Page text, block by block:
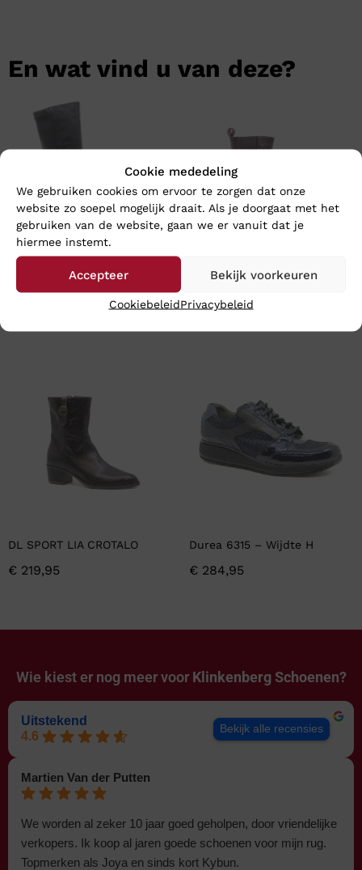
Cookie mededeling
We gebruiken cookies om ervoor te zorgen dat onze
website zo soepel mogelijk draait. Als je doorgaat met het
gebruiken van de website, gaan we er vanuit dat je
hiermee instemt.
Accepteer Bekijk voorkeuren
CookiebeleidPrivacybeleid
En wat vind u van deze?
DL SPORT GRANDIOSA NERO DL SPORT LIA BORDO
€214,95
DL SPORT LIA CROTALO
€ 219,95
Durea 6315 – Wijdte H
€ 284,95
Wie kiest er nog meer voor Klinkenberg Schoenen?
Uitstekend
4.6
Bekijk alle recensies
Martien Van der Putten
We worden al zeker 10 jaar goed geholpen, door vriendelijke
verkopers. Ik koop al jaren goede schoenen voor mijn rug.
Topmerken als Joya en sinds kort Kybun.